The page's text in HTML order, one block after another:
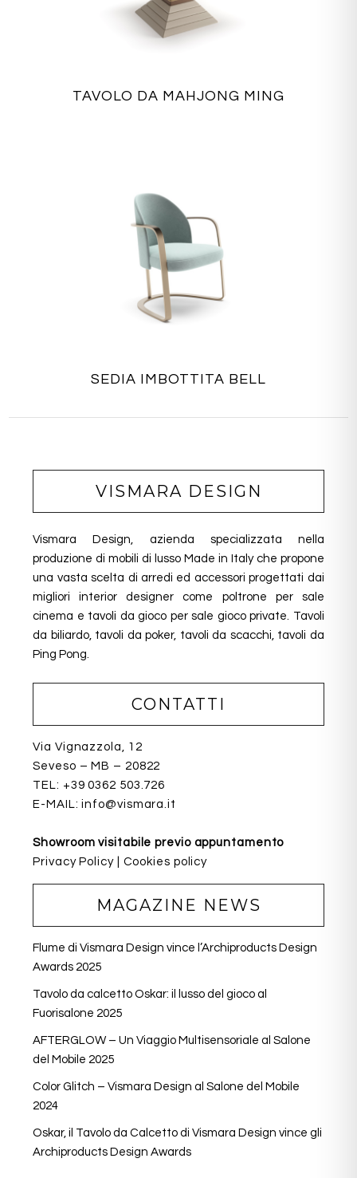
TAVOLO DA MAHJONG MING
SEDIA IMBOTTITA BELL
VISMARA DESIGN
Vismara Design, azienda specializzata nella
produzione di mobili di lusso Made in Italy che propone
una vasta scelta di arredi ed accessori progettati dai
migliori interior designer come poltrone per sale
cinema e tavoli da gioco per sale gioco private. Tavoli
da biliardo, tavoli da poker, tavoli da scacchi, tavoli da
Ping Pong.
CONTATTI
Via Vignazzola, 12
Seveso – MB – 20822
TEL: +39 0362 503.726
E-MAIL:info@vismara.it
Showroom visitabile previo appuntamento
Privacy Policy| Cookies policy
MAGAZINE NEWS
Flume di Vismara Design vince l’Archiproducts Design
Awards 2025
Tavolo da calcetto Oskar: il lusso del gioco al
Fuorisalone 2025
AFTERGLOW – Un Viaggio Multisensoriale al Salone
del Mobile 2025
Color Glitch – Vismara Design al Salone del Mobile
2024
Oskar, il Tavolo da Calcetto di Vismara Design vince gli
Archiproducts Design Awards